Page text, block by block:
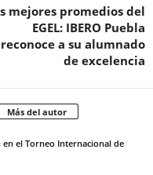
mejores promedios del
EGEL: IBERO Puebla
reconoce a su alumnado
de excelencia
Más del autor
en el Torneo Internacional de